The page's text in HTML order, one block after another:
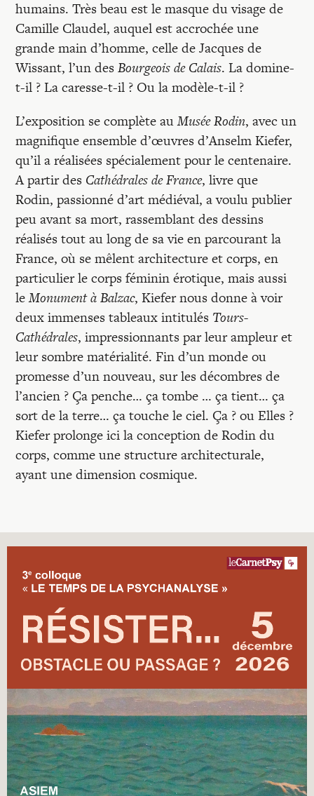
humains. Très beau est le masque du visage de
Camille Claudel, auquel est accrochée une
grande main d’homme, celle de Jacques de
Wissant, l’un desBourgeois de Calais. La domine-
t-il ? La caresse-t-il ? Ou la modèle-t-il ?
L’exposition se complète auMusée Rodin, avec un
magnifique ensemble d’œuvres d’Anselm Kiefer,
qu’il a réalisées spécialement pour le centenaire.
A partir des Cathédrales de France, livre que
Rodin, passionné d’art médiéval, a voulu publier
peu avant sa mort, rassemblant des dessins
réalisés tout au long de sa vie en parcourant la
France, où se mêlent architecture et corps, en
particulier le corps féminin érotique, mais aussi
leMonument à Balzac, Kiefer nous donne à voir
deux immenses tableaux intitulés Tours-
Cathédrales, impressionnants par leur ampleur et
leur sombre matérialité. Fin d’un monde ou
promesse d’un nouveau, sur les décombres de
l’ancien ? Ça penche… ça tombe … ça tient… ça
sort de la terre… ça touche le ciel. Ça ? ou Elles ?
Kiefer prolonge ici la conception de Rodin du
corps, comme une structure architecturale,
ayant une dimension cosmique.